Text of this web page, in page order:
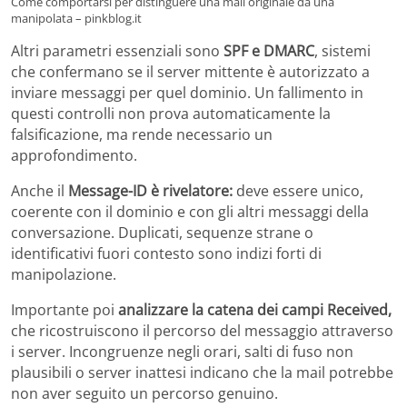
manipolata – pinkblog.it
Altri parametri essenziali sono SPF e DMARC, sistemi
che confermano se il server mittente è autorizzato a
inviare messaggi per quel dominio. Un fallimento in
questi controlli non prova automaticamente la
falsificazione, ma rende necessario un
approfondimento.
Anche il Message-ID è rivelatore: deve essere unico,
coerente con il dominio e con gli altri messaggi della
conversazione. Duplicati, sequenze strane o
identificativi fuori contesto sono indizi forti di
manipolazione.
Importante poi analizzare la catena dei campi Received,
che ricostruiscono il percorso del messaggio attraverso
i server. Incongruenze negli orari, salti di fuso non
plausibili o server inattesi indicano che la mail potrebbe
non aver seguito un percorso genuino.